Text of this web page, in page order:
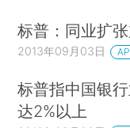
标普：同业扩
2013年09月03日
标普指中国银
达2%以上